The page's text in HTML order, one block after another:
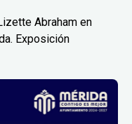
Abraham en
Exposición